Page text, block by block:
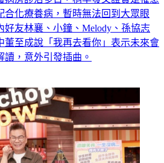
病房診治多日，稍早發文證實是罹患
合化療養病，暫時無法回到大眾眼
好友林襄、小鐘、Melody、孫協志
至成說「我再去看你」表示未來會